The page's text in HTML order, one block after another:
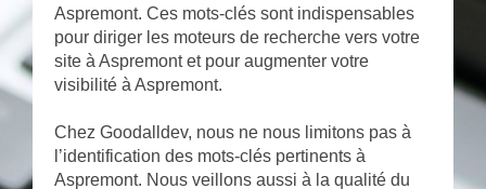
Aspremont. Ces mots-clés sont indispensables
pour diriger les moteurs de recherche vers votre
site à Aspremont et pour augmenter votre
visibilité à Aspremont.
Chez Goodalldev, nous ne nous limitons pas à
l’identification des mots-clés pertinents à
Aspremont. Nous veillons aussi à la qualité du